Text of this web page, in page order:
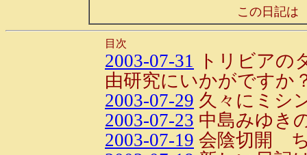
この日記は
目次
2003-07-31
トリビアの
由研究にいかがですか
2003-07-29 久々にミシ
2003-07-23 中島みゆき
2003-07-19 会陰切開